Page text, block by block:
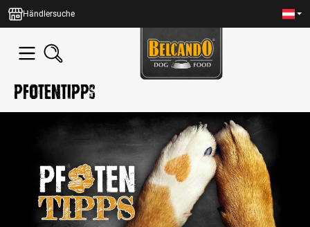
springen
Händlersuche
Pfotentipps